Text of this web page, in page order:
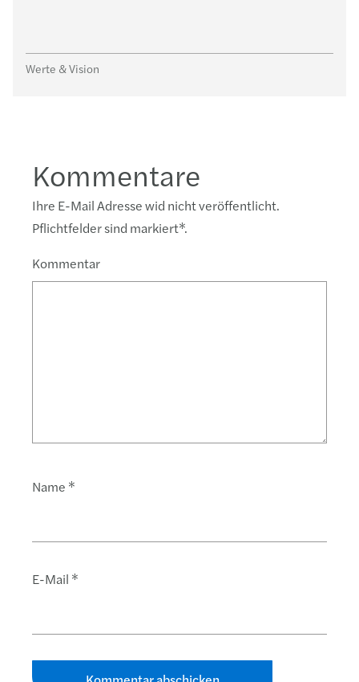
Werte & Vision
Kommentare
Ihre E-Mail Adresse wid nicht veröffentlicht.
Pflichtfelder sind markiert*.
Kommentar
Name *
E-Mail *